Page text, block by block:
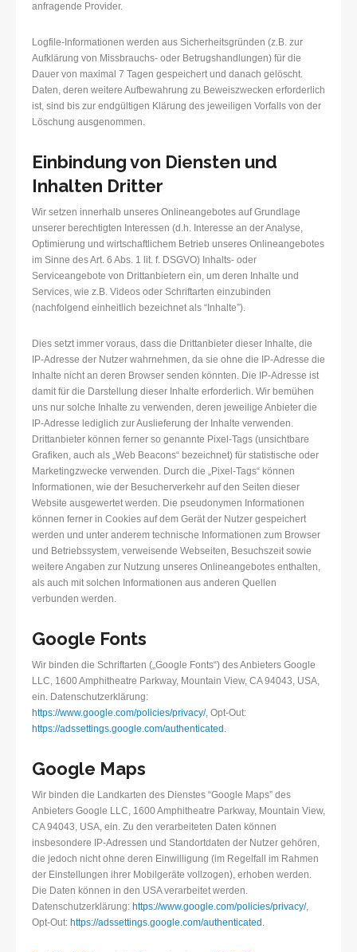
anfragende Provider.
Logfile-Informationen werden aus Sicherheitsgründen (z.B. zur
Aufklärung von Missbrauchs- oder Betrugshandlungen) für die
Dauer von maximal 7 Tagen gespeichert und danach gelöscht.
Daten, deren weitere Aufbewahrung zu Beweiszwecken erforderlich
ist, sind bis zur endgültigen Klärung des jeweiligen Vorfalls von der
Löschung ausgenommen.
Einbindung von Diensten und
Inhalten Dritter
Wir setzen innerhalb unseres Onlineangebotes auf Grundlage
unserer berechtigten Interessen (d.h. Interesse an der Analyse,
Optimierung und wirtschaftlichem Betrieb unseres Onlineangebotes
im Sinne des Art. 6 Abs. 1 lit. f. DSGVO) Inhalts- oder
Serviceangebote von Drittanbietern ein, um deren Inhalte und
Services, wie z.B. Videos oder Schriftarten einzubinden
(nachfolgend einheitlich bezeichnet als “Inhalte”).
Dies setzt immer voraus, dass die Drittanbieter dieser Inhalte, die
IP-Adresse der Nutzer wahrnehmen, da sie ohne die IP-Adresse die
Inhalte nicht an deren Browser senden könnten. Die IP-Adresse ist
damit für die Darstellung dieser Inhalte erforderlich. Wir bemühen
uns nur solche Inhalte zu verwenden, deren jeweilige Anbieter die
IP-Adresse lediglich zur Auslieferung der Inhalte verwenden.
Drittanbieter können ferner so genannte Pixel-Tags (unsichtbare
Grafiken, auch als „Web Beacons“ bezeichnet) für statistische oder
Marketingzwecke verwenden. Durch die „Pixel-Tags“ können
Informationen, wie der Besucherverkehr auf den Seiten dieser
Website ausgewertet werden. Die pseudonymen Informationen
können ferner in Cookies auf dem Gerät der Nutzer gespeichert
werden und unter anderem technische Informationen zum Browser
und Betriebssystem, verweisende Webseiten, Besuchszeit sowie
weitere Angaben zur Nutzung unseres Onlineangebotes enthalten,
als auch mit solchen Informationen aus anderen Quellen
verbunden werden.
Google Fonts
Wir binden die Schriftarten („Google Fonts“) des Anbieters Google
LLC, 1600 Amphitheatre Parkway, Mountain View, CA 94043, USA,
ein. Datenschutzerklärung:
https://www.google.com/policies/privacy/, Opt-Out:
https://adssettings.google.com/authenticated .
Google Maps
Wir binden die Landkarten des Dienstes “Google Maps” des
Anbieters Google LLC, 1600 Amphitheatre Parkway, Mountain View,
CA 94043, USA, ein. Zu den verarbeiteten Daten können
insbesondere IP-Adressen und Standortdaten der Nutzer gehören,
die jedoch nicht ohne deren Einwilligung (im Regelfall im Rahmen
der Einstellungen ihrer Mobilgeräte vollzogen), erhoben werden.
Die Daten können in den USA verarbeitet werden.
Datenschutzerklärung: https://www.google.com/policies/privacy/,
Opt-Out: https://adssettings.google.com/authenticated .